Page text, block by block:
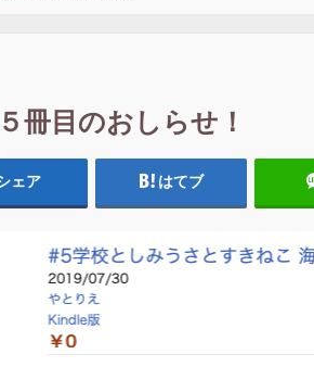
冊目のおしらせ！
ェア はてブ